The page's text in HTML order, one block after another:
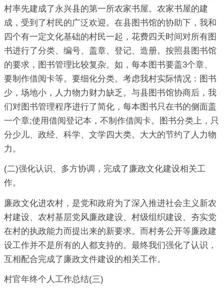
村率先建成了永兴县的第一所农家书屋。农家书屋的建
成，受到了村民的广泛欢迎。在县图书馆的协助下，我和
四个有一定文化基础的村民一起，花费四天时间对所有图
书进行了分类、编号、盖章、登记、造册。按照县图书馆
的要求，图书管理比较复杂。如，每本图书要盖3个章、
要制作借阅卡等。要细化分类。考虑我村实际情况：图书
少，场地小，人力物力财力缺乏。与县图书馆协商后，我
们对图书管理程序进行了简化，每本图书只在书的侧面盖
一个章;使用借阅登记本，不制作借阅卡。图书分类上，只
分少儿、政经、科学、文学四大类。大大的节约了人力物
力。
(二)强化认识、多方协调，完成了廉政文化建设相关工
作。
廉政文化进农村，是党和政府为了深入推进社会主义新农
村建设、农村基层党风廉政建设、村级组织建设、夯实党
在村的执政能力而提出来的新要求。而村务公开等廉政建
设工作并不是所有的人都支持的。最终我们强化了认识，
互相配合完成了廉政文件建设的相关工作。
村官年终个人工作总结(三)